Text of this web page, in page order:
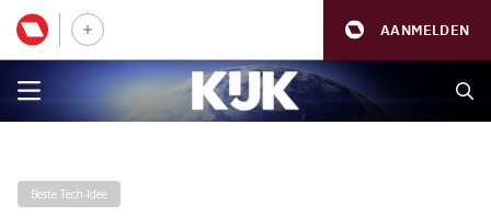
AANMELDEN
Beste Tech-Idee